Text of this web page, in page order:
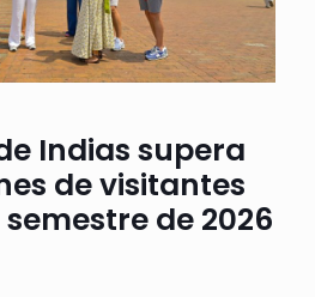
Indias supera
de visitantes
de 2026